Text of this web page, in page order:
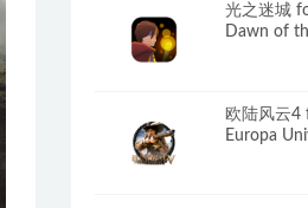
光之迷城
Dawn of
欧陆风云4
Europa